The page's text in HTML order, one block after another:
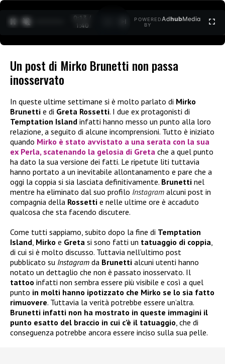
0:14 /
1:40
POWERED
BY
AdhubMedia
Un post di Mirko Brunetti non passa
inosservato
In queste ultime settimane si è molto parlato di Mirko
Brunetti e di Greta Rossetti. I due ex protagonisti di
Temptation Island infatti hanno messo un punto alla loro
relazione, a seguito di alcune incomprensioni. Tutto è iniziato
quando Mirko è stato avvistato a una serata con la sua
ex Perla, scatenando la gelosia di Greta che a quel punto
ha dato la sua versione dei fatti. Le ripetute liti tuttavia
hanno portato a un inevitabile allontanamento e pare che a
oggi la coppia si sia lasciata definitivamente. Brunetti nel
mentre ha eliminato dal suo profilo Instagram alcuni post in
compagnia della Rossetti e nelle ultime ore è accaduto
qualcosa che sta facendo discutere.
Come tutti sappiamo, subito dopo la fine di Temptation
Island, Mirko e Greta si sono fatti un tatuaggio di coppia,
di cui si è molto discusso. Tuttavia nell’ultimo post
pubblicato su Instagram da Brunetti alcuni utenti hanno
notato un dettaglio che non è passato inosservato. Il
tattoo infatti non sembra essere più visibile e così a quel
punto in molti hanno ipotizzato che Mirko se lo sia fatto
rimuovere. Tuttavia la verità potrebbe essere un’altra.
Brunetti infatti non ha mostrato in queste immagini il
punto esatto del braccio in cui c’è il tatuaggio, che di
conseguenza potrebbe ancora essere inciso sulla sua pelle.